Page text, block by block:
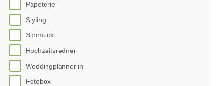
Papeterie
Styling
Schmuck
Hochzeitsredner
Weddingplanner:in
Fotobox